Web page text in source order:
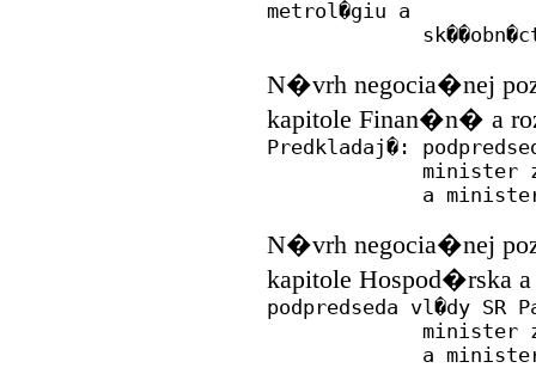
metrol�giu a
N�vrh negocia�nej
kapitole Finan�n� a
Predkladaj�:
minister
a ministerka
N�vrh negocia�nej
kapitole Hospod�rska
podpredseda vl�dy SR
minister
a ministerka